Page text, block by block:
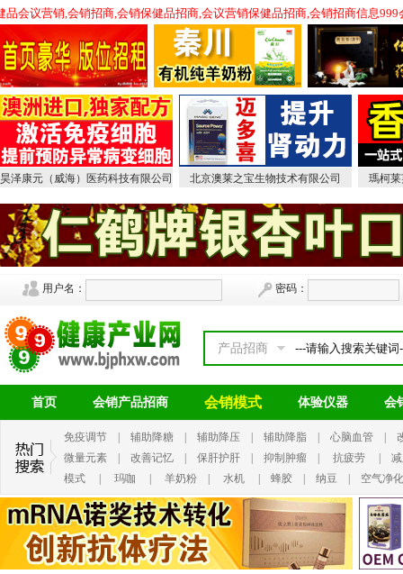
,会销招商,会销保健品招商,会议营销保健品招商,会销招商信息999会销
昊泽康元（威海）医药科技有限公司 北京澳莱之宝生物技术有限公司 瑪柯
用户名： 密码：
产品招商
首页 会销产品招商 会销模式 体验仪器 会
免疫调节 辅助降糖 辅助降压 辅助降脂 心脑血管
微量元素
改善记忆 保肝护肝 抑制肿瘤 抗疲劳
模式
玛咖 羊奶粉 水机 蜂胶 纳豆 空气净